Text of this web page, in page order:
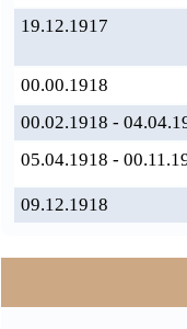
19.12.1917
00.00.1918
00.02.1918 -
05.04.1918 -
09.12.1918